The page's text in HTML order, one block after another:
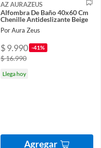
AZ AURAZEUS
Alfombra De Baño 40x60 Cm
Chenille Antideslizante Beige
Por Aura Zeus
$ 9.990 -41%
$ 16.990
Llega hoy
Agregar